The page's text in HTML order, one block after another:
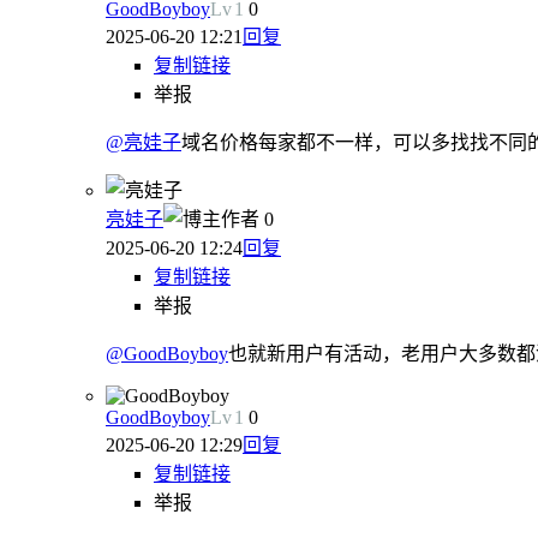
GoodBoyboyLv1 0
2025-06-20 12:21 回复
复制链接
举报
@亮娃子域名价格每家都不一样，可以多找找不同
亮娃子 作者 0
2025-06-20 12:24回复
复制链接
举报
@GoodBoyboy也就新用户有活动，老用户大多数
GoodBoyboyLv1 0
2025-06-20 12:29回复
复制链接
举报